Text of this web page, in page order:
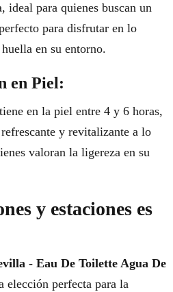
ideal para quienes buscan un
para disfrutar en lo
en su entorno.
en Piel:
en la piel entre 4 y 6 horas,
y revitalizante a lo
valoran la ligereza en su
y estaciones es
- Eau De Toilette Agua De
elección perfecta para la